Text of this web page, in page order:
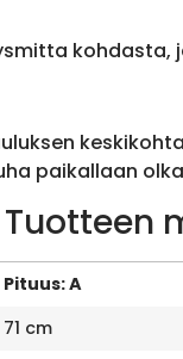
kohdasta,
paikallaan
Pituus: A
71 cm